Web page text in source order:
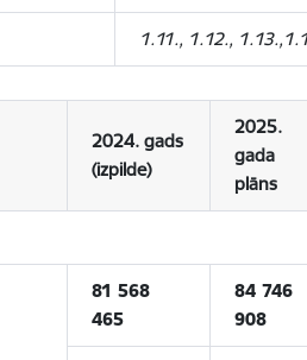
1.11., 1.12.,
2024. gads
(izpilde)
2025.
gada
plāns
81 568
465
84 746
908